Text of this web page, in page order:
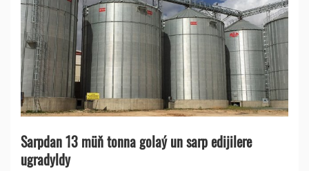
Sarpdan 13 müň tonna golaý un sarp edijilere
ugradyldy